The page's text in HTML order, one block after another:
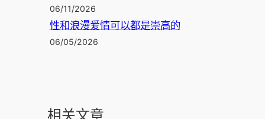
06/11/2026
性和浪漫爱情可以都是崇高的
06/05/2026
相关文章